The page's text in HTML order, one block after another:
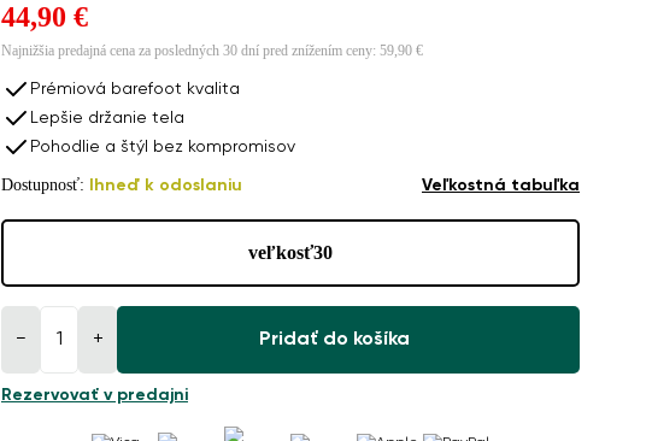
44,90 €
Najnižšia predajná cena za posledných 30 dní pred znížením ceny: 59,90 €
Prémiová barefoot kvalita
Lepšie držanie tela
Pohodlie a štýl bez kompromisov
Dostupnosť: Ihneď k odoslaniu Veľkostná tabuľka
veľkosť30
− + Pridať do košíka
Rezervovať v predajni